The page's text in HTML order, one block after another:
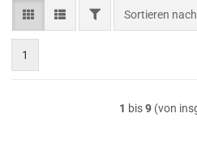
FILTERSortieren nach
Sortieren nach
1
1 bis9(von